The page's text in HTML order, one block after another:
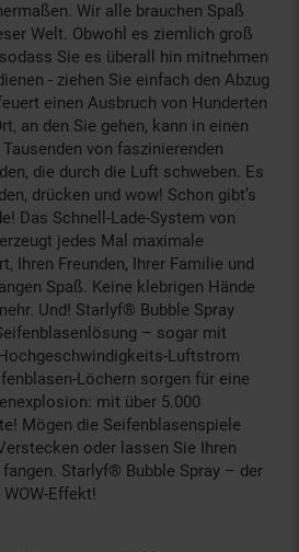
Wir alle brauchen Spaß
Welt. Obwohl es ziemlich groß
Sie es überall hin mitnehmen
- ziehen Sie einfach den Abzug
einen Ausbruch von Hunderten
an den Sie gehen, kann in einen
von faszinierenden
die durch die Luft schweben. Es
drücken und wow! Schon gibt’s
Das Schnell-Lade-System von
jedes Mal maximale
Ihren Freunden, Ihrer Familie und
Spaß. Keine klebrigen Hände
Und! Starlyf® Bubble Spray
– sogar mit
Luftstrom
Löchern sorgen für eine
mit über 5.000
Mögen die Seifenblasenspiele
oder lassen Sie Ihren
Starlyf® Bubble Spray – der
Effekt!